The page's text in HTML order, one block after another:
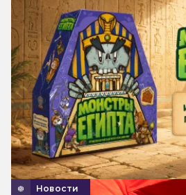
Новости